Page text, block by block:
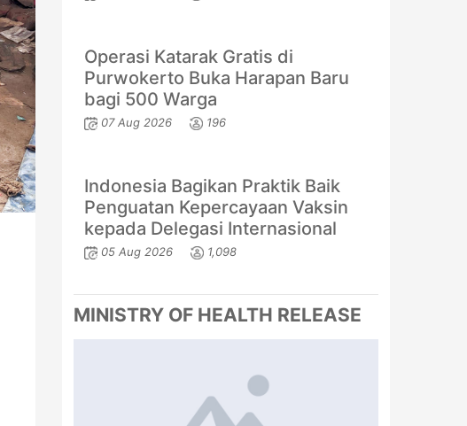
Operasi Katarak Gratis di
Purwokerto Buka Harapan Baru
bagi 500 Warga
07 Aug 2026 196
Indonesia Bagikan Praktik Baik
Penguatan Kepercayaan Vaksin
kepada Delegasi Internasional
05 Aug 2026 1,098
MINISTRY OF HEALTH RELEASE